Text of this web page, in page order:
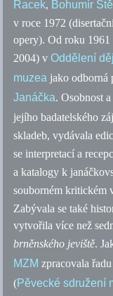
Racek, Bohumír
v roce 1972
opery). Od roku
2004) v Oddělení
muzea jako odborná
Janáčka. Osobnost
jejího badatelského
skladeb, vydávala
se interpretací a
a katalogy k
souborném kritickém
Zabývala se také
vytvořila více než
brněnského jeviště.
MZM zpracovala
(Pěvecké sdružení